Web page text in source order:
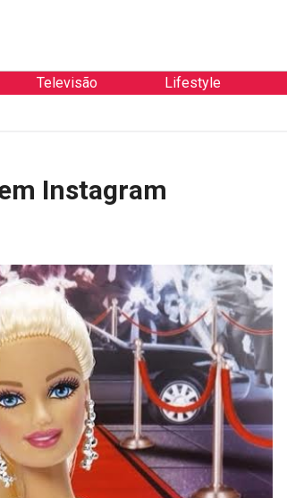
Televisão Lifestyle
Instagram